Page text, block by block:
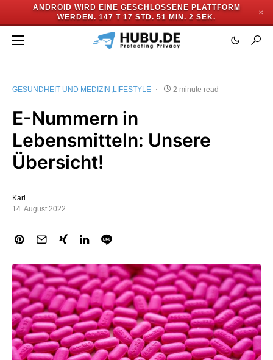
ANDROID WIRD EINE GESCHLOSSENE PLATTFORM
WERDEN. 147 T 17 STD. 51 MIN. 1 SEK.
✕
GESUNDHEIT UND MEDIZIN LIFESTYLE 2 minute read
E-Nummern in
Lebensmitteln: Unsere
Übersicht!
Karl
14. August 2022